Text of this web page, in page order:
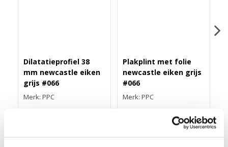
Dilatatieprofiel 38
mm newcastle eiken
grijs #066
Merk: PPC
Plakplint met folie
newcastle eiken grijs
#066
Merk: PPC